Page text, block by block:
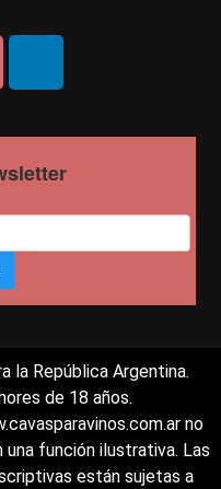
la República Argentina.
de 18 años.
no
función ilustrativa. Las
están sujetas a